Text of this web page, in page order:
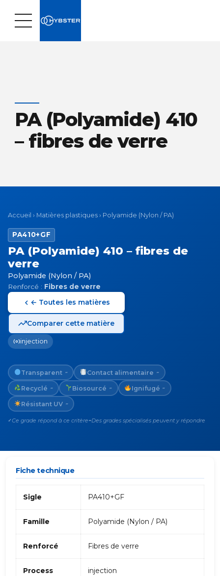
PA (Polyamide) 410
– fibres de verre
Accueil › Matières plastiques › Polyamide (Nylon / PA)
PA410+GF
PA (Polyamide) 410 – fibres de
verre
Polyamide (Nylon / PA)
Renforcé : Fibres de verre
← Toutes les matières
Comparer cette matière
injection
Transparent ~ Contact alimentaire ~
Recyclé ~ Biosourcé ~ Ignifugé ~
Résistant UV ~
✓ Ce grade répond à ce critère ~Des grades spécialisés peuvent y répondre
Fiche technique
Sigle PA410+GF
Famille Polyamide (Nylon / PA)
Renforcé Fibres de verre
Process injection